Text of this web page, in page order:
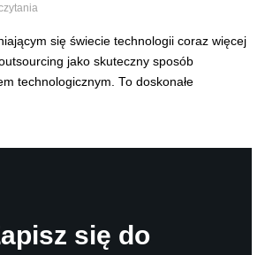
się świecie technologii coraz więcej
jako skuteczny sposób
technologicznym. To doskonałe
się do